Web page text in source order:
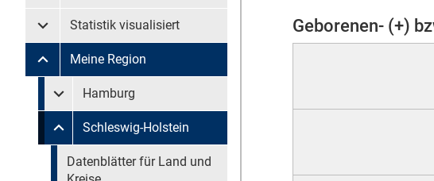
Untermenü Statistik visualisiert
Statistik visualisiert
Untermenü Meine Region
Meine Region
Untermenü überspringen
Untermenü Meine Region Hamburg
Hamburg
Untermenü Meine Region Schleswig-Holstein
Schleswig-Holstein
Untermenü überspringen
Datenblätter für Land und
Geborenen- (+)